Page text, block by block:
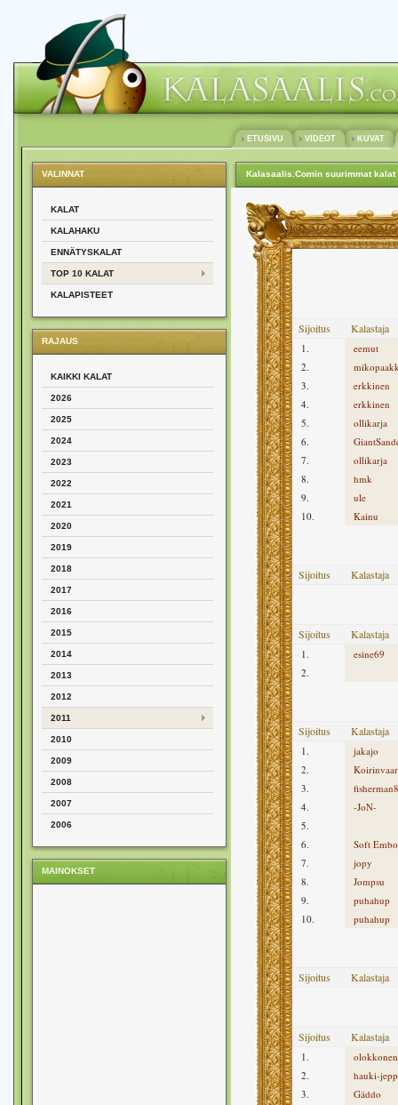
ETUSIVU VIDEOT KUVAT
VALINNAT
KALAT
KALAHAKU
ENNÄTYSKALAT
TOP 10 KALAT
KALAPISTEET
RAJAUS
KAIKKI KALAT
2026
2025
2024
2023
2022
2021
2020
2019
2018
2017
2016
2015
2014
2013
2012
2011
2010
2009
2008
2007
2006
MAINOKSET
Kalasaalis.Comin suurimmat kalat
Sijoitus Kalastaja
1.
eemut
2.
3.
erkkinen
4.
erkkinen
5.
ollikarja
6.
7.
ollikarja
8.
hmk
9.
ule
10.
Kainu
Sijoitus Kalastaja
Sijoitus Kalastaja
1.
esine69
2.
Sijoitus Kalastaja
1.
jakajo
2.
3.
4.
-JoN-
5.
6.
Soft Embo
7.
jopy
8.
Jompsu
9.
puhahup
10.
puhahup
Sijoitus Kalastaja
Sijoitus Kalastaja
1.
olokkonen
2.
hauki-
3.
Gäddo